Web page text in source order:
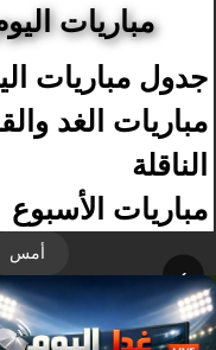
مباريات
جدول مباريات
مباريات الغد
الناقلة
مباريات الأسبوع
أمس
›